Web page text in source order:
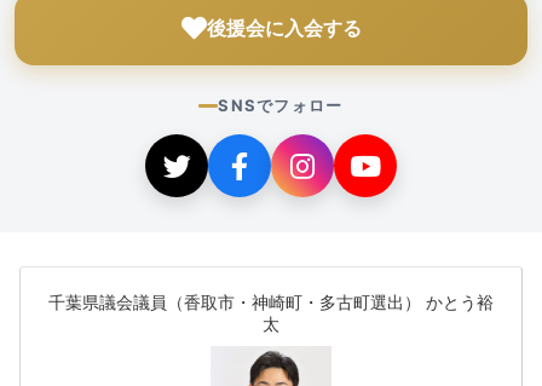
後援会に入会する
SNSでフォロー
千葉県議会議員（香取市・神崎町・多古町選出） かとう裕
太